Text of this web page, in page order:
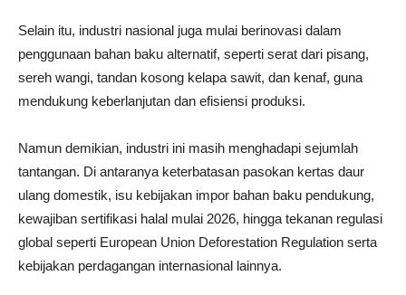
Selain itu, industri nasional juga mulai berinovasi dalam
penggunaan bahan baku alternatif, seperti serat dari pisang,
sereh wangi, tandan kosong kelapa sawit, dan kenaf, guna
mendukung keberlanjutan dan efisiensi produksi.
Namun demikian, industri ini masih menghadapi sejumlah
tantangan. Di antaranya keterbatasan pasokan kertas daur
ulang domestik, isu kebijakan impor bahan baku pendukung,
kewajiban sertifikasi halal mulai 2026, hingga tekanan regulasi
global seperti European Union Deforestation Regulation serta
kebijakan perdagangan internasional lainnya.